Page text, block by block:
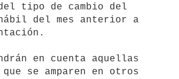
tipo de cambio del
del mes anterior a
se amparen en otros